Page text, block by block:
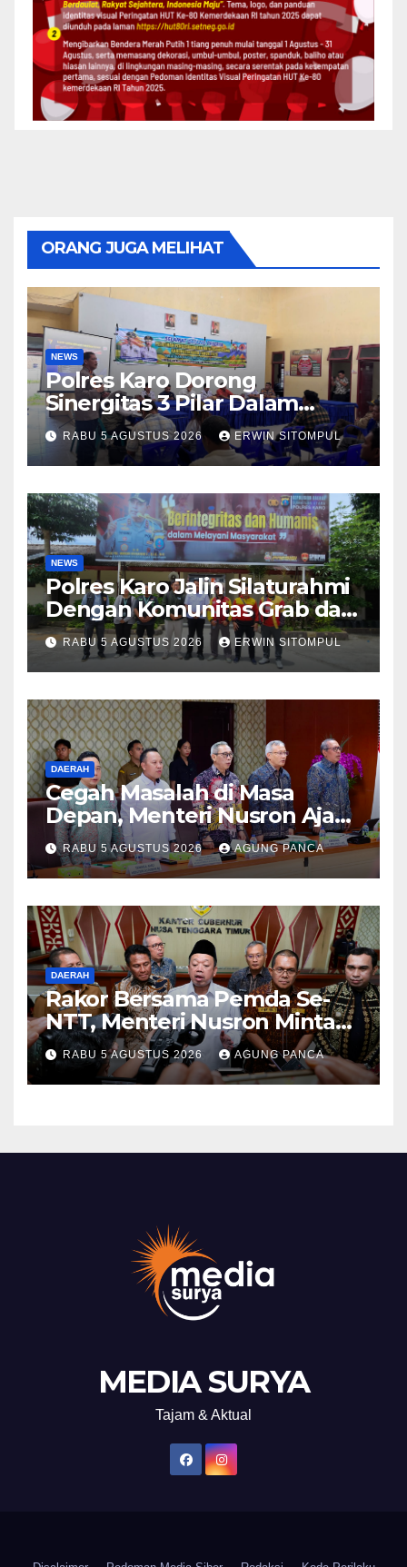
ORANG JUGA MELIHAT
NEWS
Polres Karo Dorong
Sinergitas 3 Pilar Dalam
Pelatihan Pencengahan dan
Mitigasi Bencana Tahun 2026
RABU 5 AGUSTUS 2026 ERWIN SITOMPUL
NEWS
Polres Karo Jalin Silaturahmi
Dengan Komunitas Grab dan
Giseh, Perkuat Sinergi Jaga
Kamtibmas Jelang HUT RI
ke-81
RABU 5 AGUSTUS 2026 ERWIN SITOMPUL
DAERAH
Cegah Masalah di Masa
Depan, Menteri Nusron Ajak
Pemda Percepat Sertipikasi
Tanah Rumah Ibadah di NTT
RABU 5 AGUSTUS 2026 AGUNG PANCA
DAERAH
Rakor Bersama Pemda Se-
NTT, Menteri Nusron Minta
Dukungan Kepala Daerah
Wujudkan Transformasi
Layanan Pertanahan
RABU 5 AGUSTUS 2026 AGUNG PANCA
MEDIA SURYA
Tajam & Aktual